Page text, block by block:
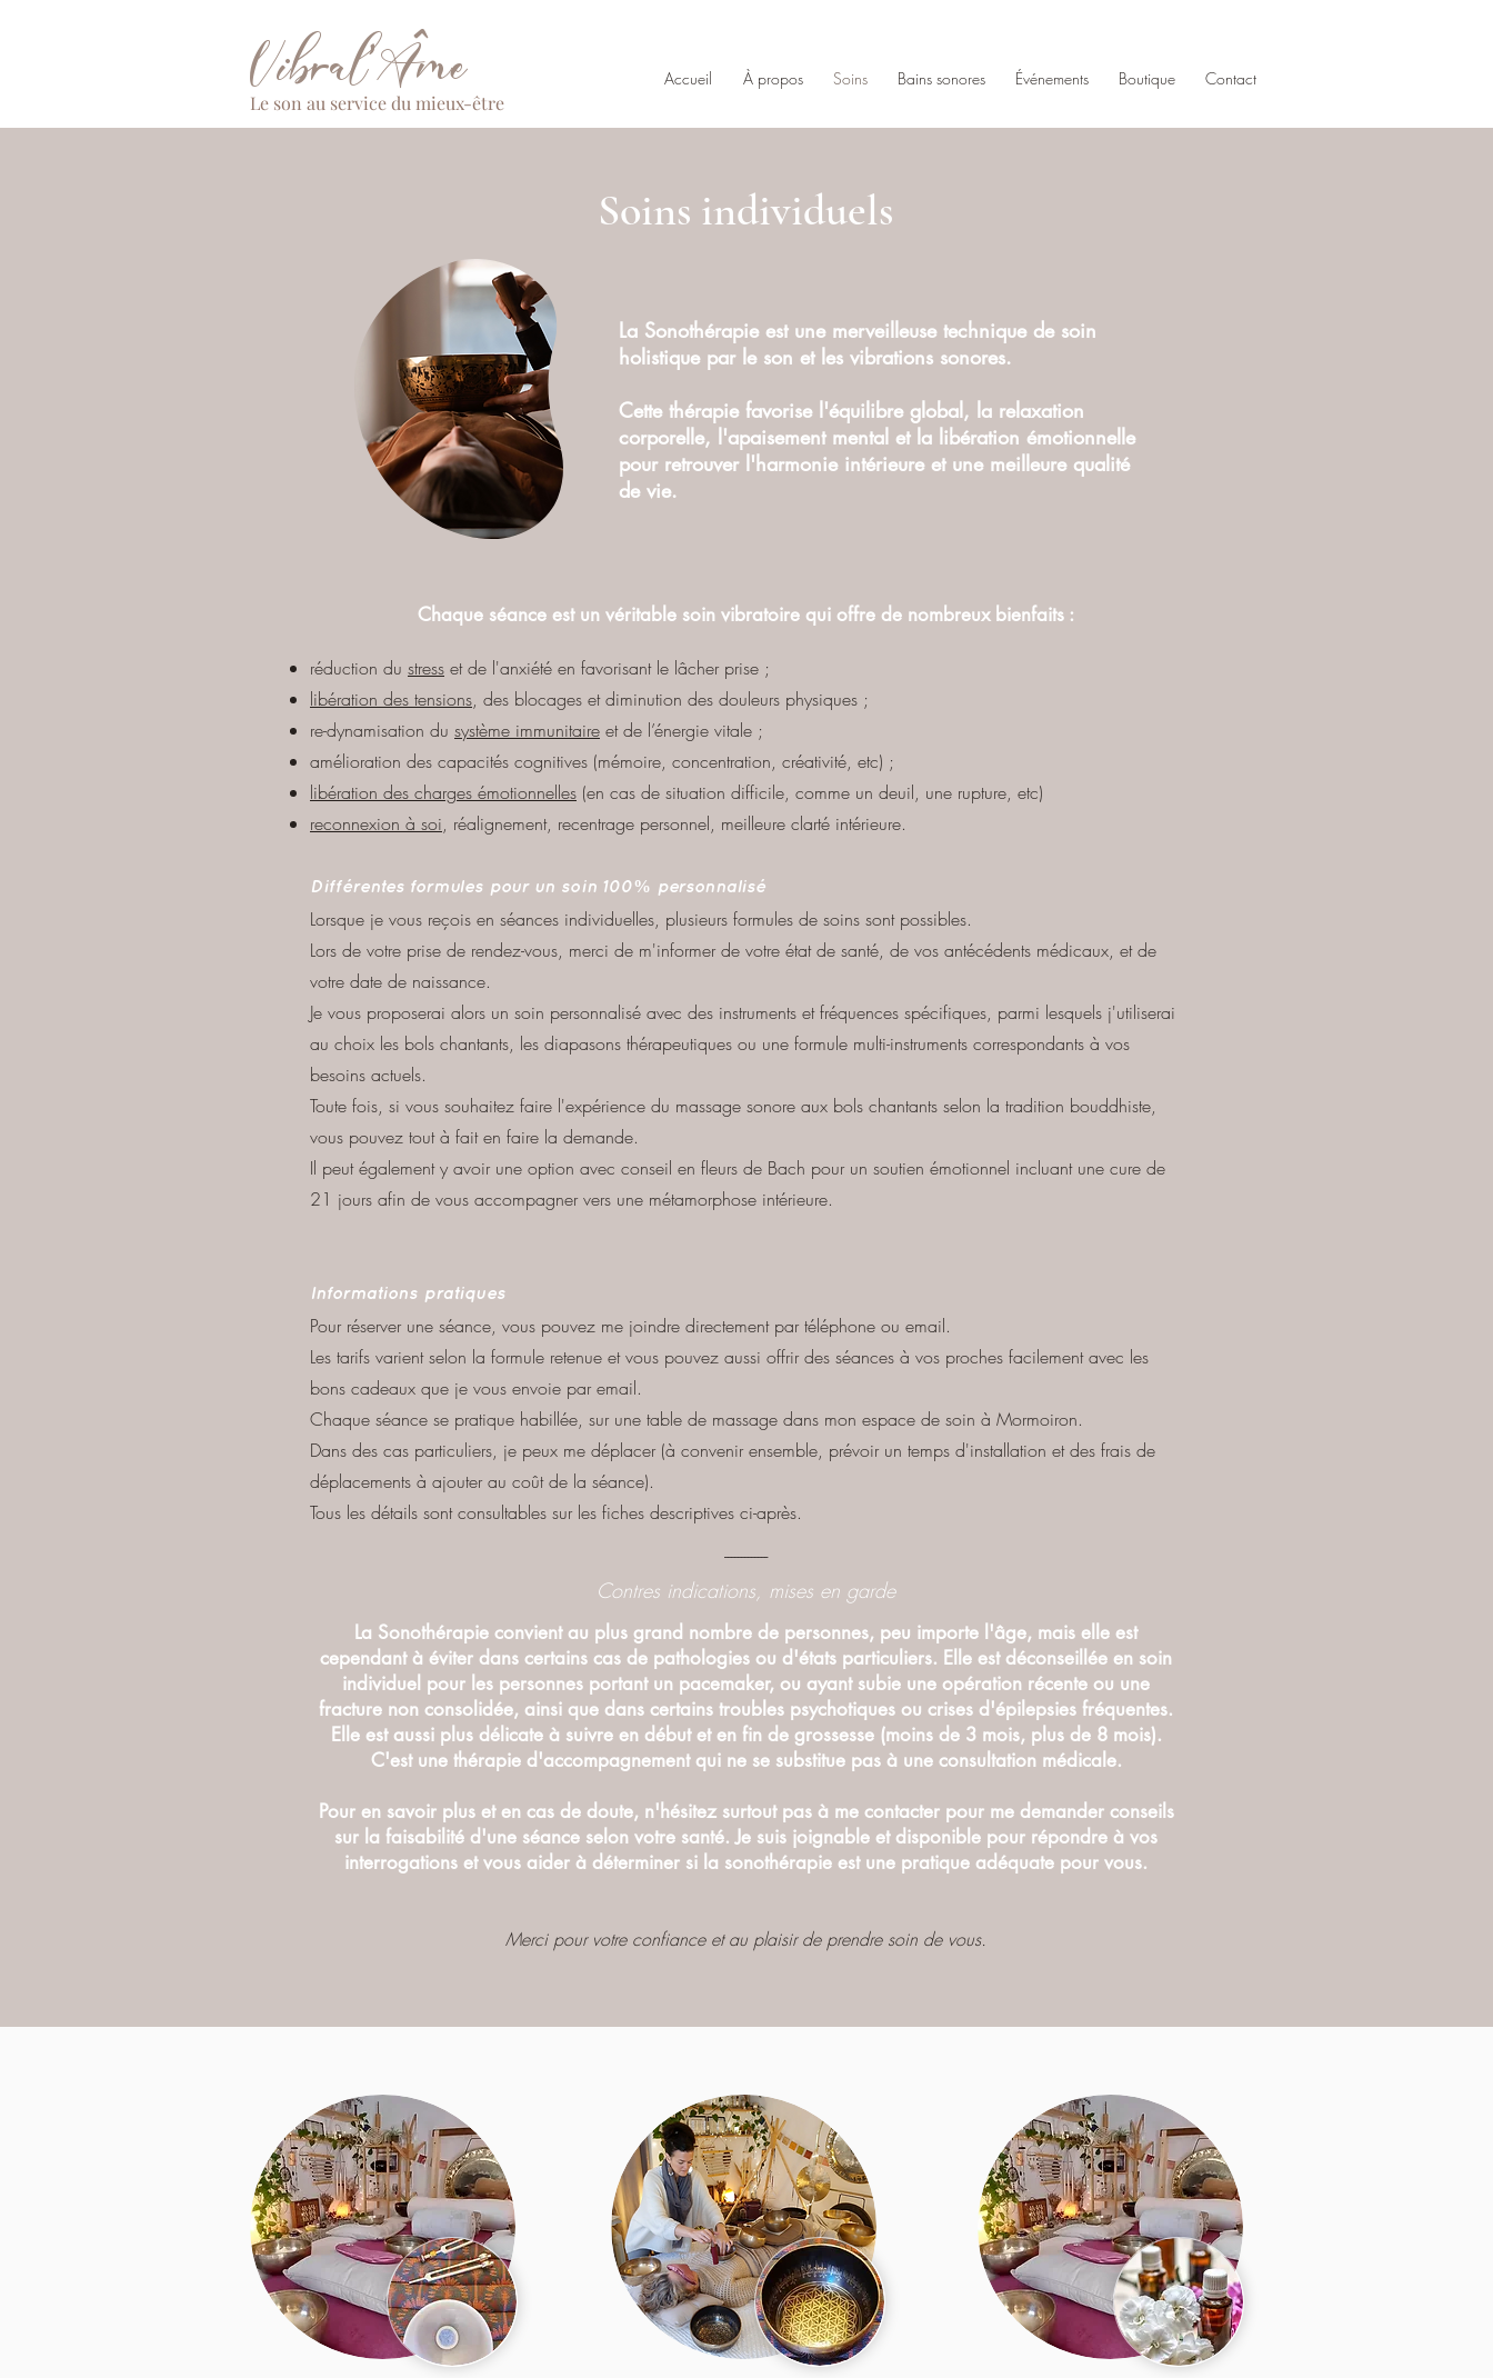
Vibral'Âme Accueil À propos Soins Bains sonores Événements Boutique Contact
Le son au service du mieux-être
Soins individuels
La Sonothérapie est une merveilleuse technique de soin
holistique par le son et les vibrations sonores.
Cette thérapie favorise l'équilibre global, la relaxation
corporelle, l'apaisement mental et la libération émotionnelle
pour retrouver l'harmonie intérieure et une meilleure qualité
de vie.
Chaque séance est un véritable soin vibratoire qui offre de nombreux bienfaits :
réduction du stress et de l'anxiété en favorisant le lâcher prise ;
libération des tensions, des blocages et diminution des douleurs physiques ;
re-dynamisation du système immunitaire et de l’énergie vitale ;
amélioration des capacités cognitives (mémoire, concentration, créativité, etc) ;
libération des charges émotionnelles (en cas de situation difficile, comme un deuil, une rupture, etc)
reconnexion à soi, réalignement, recentrage personnel, meilleure clarté intérieure.
Différentes formules pour un soin 100% personnalisé
Lorsque je vous reçois en séances individuelles, plusieurs formules de soins sont possibles.
Lors de votre prise de rendez-vous, merci de m'informer de votre état de santé, de vos antécédents médicaux, et de
votre date de naissance.
Je vous proposerai alors un soin personnalisé avec des instruments et fréquences spécifiques, parmi lesquels j'utiliserai
au choix les bols chantants, les diapasons thérapeutiques ou une formule multi-instruments correspondants à vos
besoins actuels.
Toute fois, si vous souhaitez faire l'expérience du massage sonore aux bols chantants selon la tradition bouddhiste,
vous pouvez tout à fait en faire la demande.
Il peut également y avoir une option avec conseil en fleurs de Bach pour un soutien émotionnel incluant une cure de
21 jours afin de vous accompagner vers une métamorphose intérieure.
Informations pratiques
Pour réserver une séance, vous pouvez me joindre directement par téléphone ou email.
Les tarifs varient selon la formule retenue et vous pouvez aussi offrir des séances à vos proches facilement avec les
bons cadeaux que je vous envoie par email.
Chaque séance se pratique habillée, sur une table de massage dans mon espace de soin à Mormoiron.
Dans des cas particuliers, je peux me déplacer (à convenir ensemble, prévoir un temps d'installation et des frais de
déplacements à ajouter au coût de la séance).
Tous les détails sont consultables sur les fiches descriptives ci-après.
-------------
Contres indications, mises en garde
La Sonothérapie convient au plus grand nombre de personnes, peu importe l'âge, mais elle est
cependant à éviter dans certains cas de pathologies ou d'états particuliers. Elle est déconseillée en soin
individuel pour les personnes portant un pacemaker, ou ayant subie une opération récente ou une
fracture non consolidée, ainsi que dans certains troubles psychotiques ou crises d'épilepsies fréquentes.
Elle est aussi plus délicate à suivre en début et en fin de grossesse (moins de 3 mois, plus de 8 mois).
C'est une thérapie d'accompagnement qui ne se substitue pas à une consultation médicale.
Pour en savoir plus et en cas de doute, n'hésitez surtout pas à me contacter pour me demander conseils
sur la faisabilité d'une séance selon votre santé. Je suis joignable et disponible pour répondre à vos
interrogations et vous aider à déterminer si la sonothérapie est une pratique adéquate pour vous.
Merci pour votre confiance et au plaisir de prendre soin de vous.